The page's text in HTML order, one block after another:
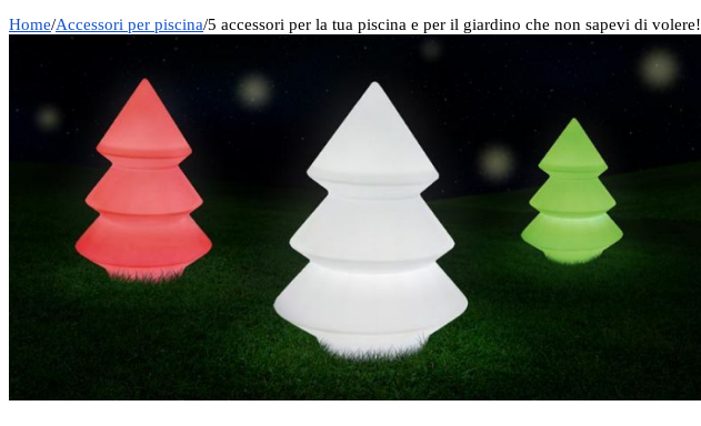
Home/Accessori per piscina/5 accessori per la tua piscina e per il giardino che non sapevi di volere!